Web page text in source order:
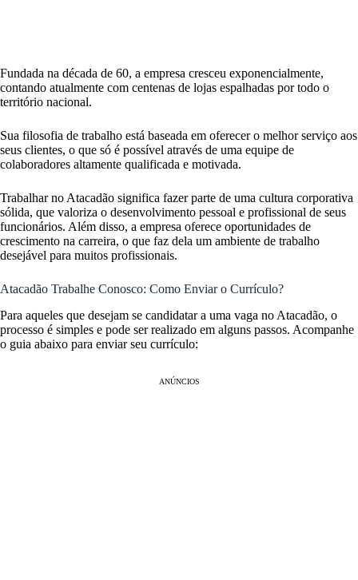
Fundada na década de 60, a empresa cresceu exponencialmente,
contando atualmente com centenas de lojas espalhadas por todo o
território nacional.
Sua filosofia de trabalho está baseada em oferecer o melhor serviço aos
seus clientes, o que só é possível através de uma equipe de
colaboradores altamente qualificada e motivada.
Trabalhar no Atacadão significa fazer parte de uma cultura corporativa
sólida, que valoriza o desenvolvimento pessoal e profissional de seus
funcionários. Além disso, a empresa oferece oportunidades de
crescimento na carreira, o que faz dela um ambiente de trabalho
desejável para muitos profissionais.
Atacadão Trabalhe Conosco: Como Enviar o Currículo?
Para aqueles que desejam se candidatar a uma vaga no Atacadão, o
processo é simples e pode ser realizado em alguns passos. Acompanhe
o guia abaixo para enviar seu currículo:
ANÚNCIOS